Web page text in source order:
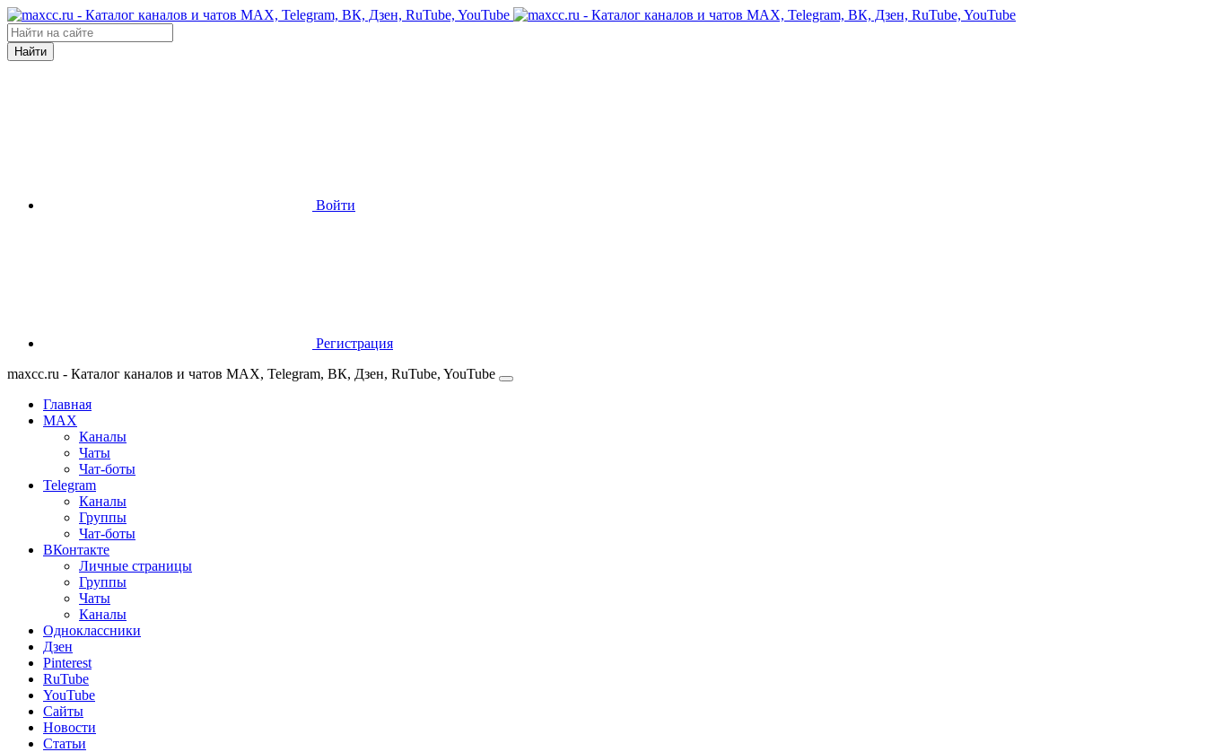
Найти
Войти
Регистрация
maxcc.ru - Каталог каналов и чатов MAX, Telegram, ВК, Дзен, RuTube, YouTube
Главная
MAX
Каналы
Чаты
Чат-боты
Telegram
Каналы
Группы
Чат-боты
ВКонтакте
Личные страницы
Группы
Чаты
Каналы
Одноклассники
Дзен
Pinterest
RuTube
YouTube
Сайты
Новости
Статьи